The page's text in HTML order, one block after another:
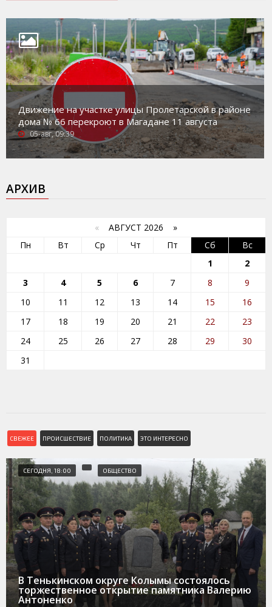
Движение на участке улицы Пролетарской в районе
дома № 66 перекроют в Магадане 11 августа
05-авг, 09:39
АРХИВ
« АВГУСТ 2026 »
Пн
Вт Ср Чт Пт Сб
Вс
1
2
3
4 5 6 7 8
9
10
11 12 13 14 15
16
17
18 19 20 21 22
23
24
25 26 27 28 29
30
31
СВЕЖЕЕ ПРОИСШЕСТВИЕ ПОЛИТИКА ЭТО ИНТЕРЕСНО
СЕГОДНЯ, 18:00 ОБЩЕСТВО
В Тенькинском округе Колымы состоялось
торжественное открытие памятника Валерию
Антоненко